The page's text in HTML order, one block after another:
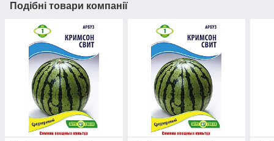
Подібні товари компанії